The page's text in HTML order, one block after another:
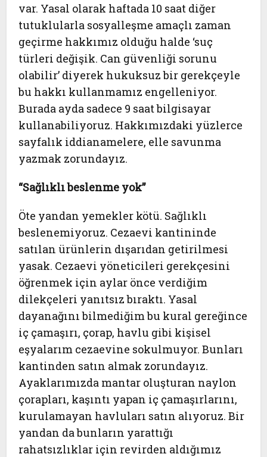
var. Yasal olarak haftada 10 saat diğer
tutuklularla sosyalleşme amaçlı zaman
geçirme hakkımız olduğu halde ‘suç
türleri değişik. Can güvenliği sorunu
olabilir’ diyerek hukuksuz bir gerekçeyle
bu hakkı kullanmamız engelleniyor.
Burada ayda sadece 9 saat bilgisayar
kullanabiliyoruz. Hakkımızdaki yüzlerce
sayfalık iddianamelere, elle savunma
yazmak zorundayız.
“Sağlıklı beslenme yok”
Öte yandan yemekler kötü. Sağlıklı
beslenemiyoruz. Cezaevi kantininde
satılan ürünlerin dışarıdan getirilmesi
yasak. Cezaevi yöneticileri gerekçesini
öğrenmek için aylar önce verdiğim
dilekçeleri yanıtsız bıraktı. Yasal
dayanağını bilmediğim bu kural gereğince
iç çamaşırı, çorap, havlu gibi kişisel
eşyalarım cezaevine sokulmuyor. Bunları
kantinden satın almak zorundayız.
Ayaklarımızda mantar oluşturan naylon
çorapları, kaşıntı yapan iç çamaşırlarını,
kurulamayan havluları satın alıyoruz. Bir
yandan da bunların yarattığı
rahatsızlıklar için revirden aldığımız